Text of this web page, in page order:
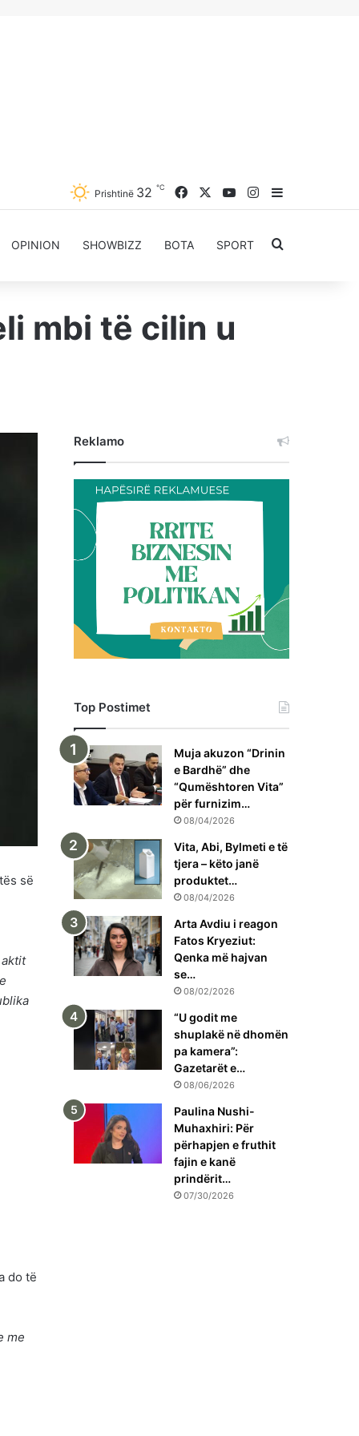
Prishtinë 32 ℃ FacebookYouTubeInstagram
Sidebar
OPINION SHOWBIZZ BOTA SPORT Kërkoni
mbi të cilin u
së
do të
me
Reklamo
Top Postimet
Muja akuzon “Drinin
e Bardhë” dhe
“Qumështoren Vita”
për furnizim…
08/04/2026
Vita, Abi, Bylmeti e të
tjera – këto janë
produktet…
08/04/2026
Arta Avdiu i reagon
Fatos Kryeziut:
Qenka më hajvan
se…
08/02/2026
“U godit me
shuplakë në dhomën
pa kamera”:
Gazetarët e…
08/06/2026
Paulina Nushi-
Muhaxhiri: Për
përhapjen e fruthit
fajin e kanë
prindërit…
07/30/2026